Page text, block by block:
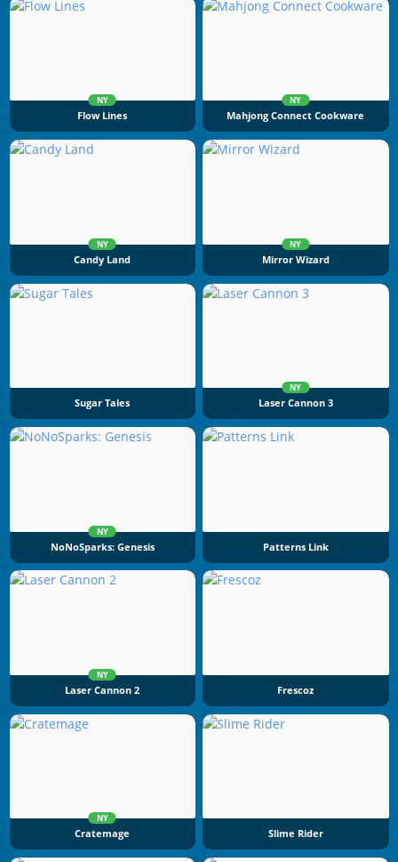
NY
Flow Lines
NY
Mahjong Connect Cookware
NY
Candy Land
NY
Mirror Wizard
Sugar Tales
NY
Laser Cannon 3
NY
NoNoSparks: Genesis Patterns Link
NY
Laser Cannon 2 Frescoz
NY
Cratemage Slime Rider